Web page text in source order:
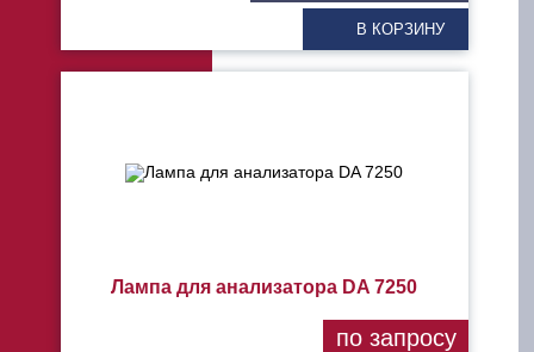
В КОРЗИНУ
Лампа для анализатора DA 7250
по запросу